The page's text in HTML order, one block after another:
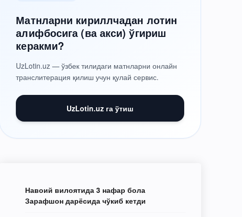
Матнларни кириллчадан лотин
алифбосига (ва акси) ўгириш
керакми?
UzLotin.uz — ўзбек тилидаги матнларни онлайн
транслитерация қилиш учун қулай сервис.
UzLotin.uz га ўтиш
Навоий вилоятида 3 нафар бола
Зарафшон дарёсида чўкиб кетди